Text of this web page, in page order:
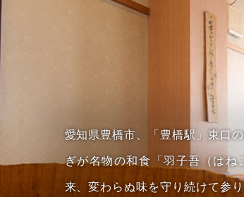
愛知県豊橋市、「豊橋駅」東口
ぎが名物の和食「羽子吾（はね
来、変わらぬ味を守り続けて参